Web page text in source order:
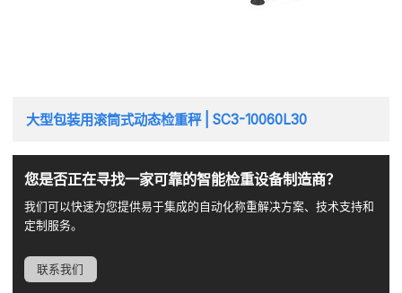
大型包装用滚筒式动态检重秤 | SC3-10060L30
您是否正在寻找一家可靠的智能检重设备制造商？
我们可以快速为您提供易于集成的自动化称重解决方案、技术支持和
定制服务。
联系我们